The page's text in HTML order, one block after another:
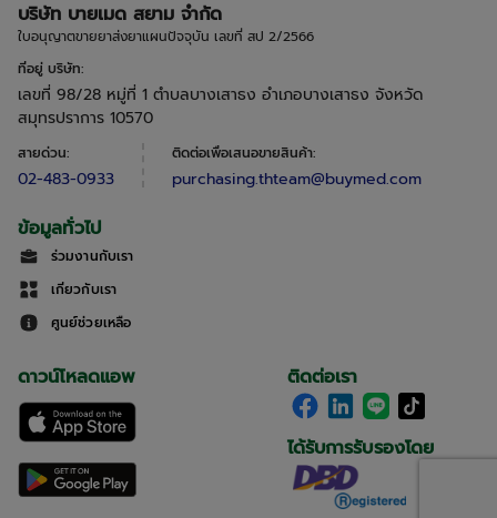
บริษัท บายเมด สยาม จำกัด
ใบอนุญาตขายยาส่งยาแผนปัจจุบัน เลขที่ สป 2/2566
ที่อยู่ บริษัท:
เลขที่ 98/28 หมู่ที่ 1 ตำบลบางเสาธง อำเภอบางเสาธง จังหวัด
สมุทรปราการ 10570
สายด่วน:
02-483-0933
ติดต่อเพื่อเสนอขายสินค้า:
purchasing.thteam@buymed.com
ข้อมูลทั่วไป
ร่วมงานกับเรา
เกี่ยวกับเรา
ศูนย์ช่วยเหลือ
ติดต่อเรา
ได้รับการรับรองโดย
ดาวน์โหลดแอพ